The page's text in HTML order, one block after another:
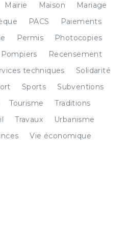
Mairie Maison
Mariage
PACS
Paiements
Permis
Photocopies
Pompiers
Recensement
techniques
Solidarité
Sports
Subventions
Tourisme
Traditions
Travaux
Urbanisme
Vie économique